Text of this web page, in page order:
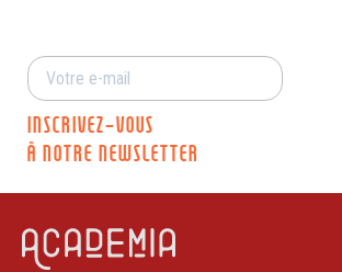
INSCRIVEZ-VOUS
À NOTRE NEWSLETTER